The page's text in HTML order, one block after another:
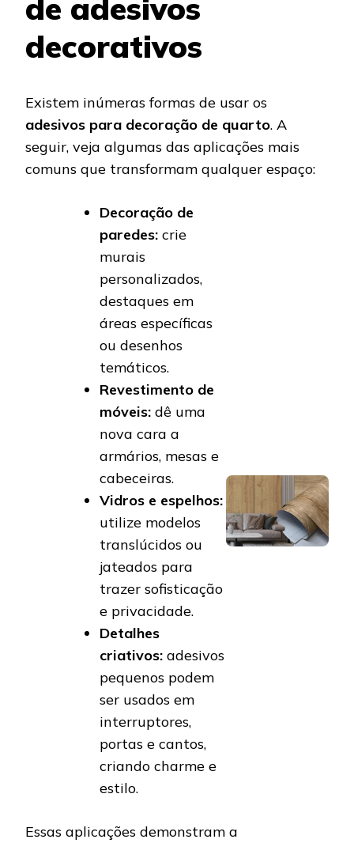
de adesivos
decorativos
Existem inúmeras formas de usar os
adesivos para decoração de quarto. A
seguir, veja algumas das aplicações mais
comuns que transformam qualquer espaço:
Decoração de
paredes: crie
murais
personalizados,
destaques em
áreas específicas
ou desenhos
temáticos.
Revestimento de
móveis: dê uma
nova cara a
armários, mesas e
cabeceiras.
Vidros e espelhos:
utilize modelos
translúcidos ou
jateados para
trazer sofisticação
e privacidade.
Detalhes
criativos: adesivos
pequenos podem
ser usados em
interruptores,
portas e cantos,
criando charme e
estilo.
Essas aplicações demonstram a